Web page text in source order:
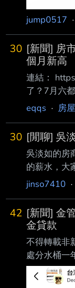
jump0517 ·
30 [新聞] 房
個月新高
連結：
了？7月六
市資金撐買
個月新高！
六都合計建
12%、年增
也是自
永慶房屋研
長、台 股
升7月房市
eqqs · 房
30 [閒聊] 吳
吳淡如的房
的薪水，大
地雷與預測
限薪資停滯
供給過剩的
資報酬率高
jinso7410 ·
42 [新聞] 金
金貸款
不得轉載非
處分水桶一
關本板之新
結超過一